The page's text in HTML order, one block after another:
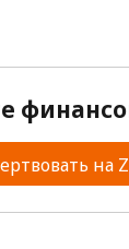
на